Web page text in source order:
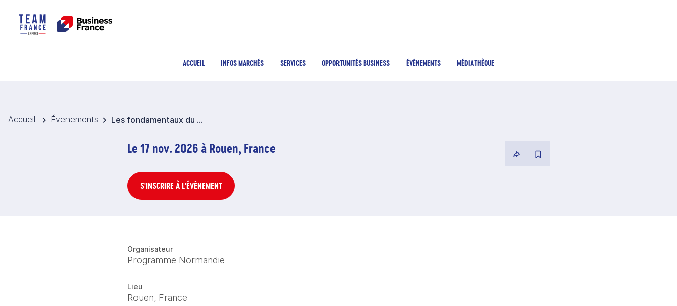
ACCUEIL INFOS MARCHÉS SERVICES OPPORTUNITÉS BUSINESS ÉVÉNEMENTS MÉDIATHÈQUE
Accueil Évenements Les fondamentaux du commerce international
Le 17 nov. 2026 à Rouen, France
S'INSCRIRE À L'ÉVÉNEMENT
Organisateur
Programme Normandie
Lieu
Rouen, France